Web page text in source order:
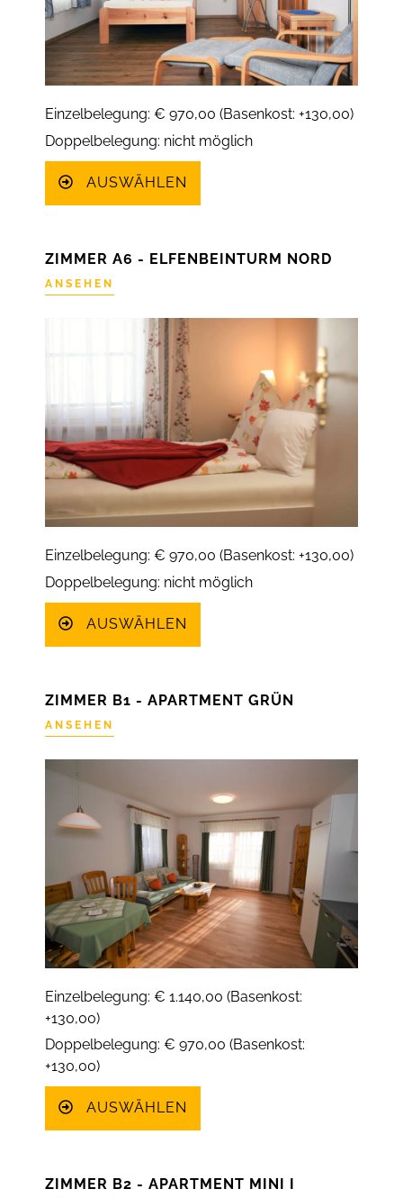
Einzelbelegung: € 970,00 (Basenkost: +130,00)
Doppelbelegung: nicht möglich
AUSWÄHLEN
ZIMMER A6 - ELFENBEINTURM NORD
ANSEHEN
Einzelbelegung: € 970,00 (Basenkost: +130,00)
Doppelbelegung: nicht möglich
AUSWÄHLEN
ZIMMER B1 - APARTMENT GRÜN
ANSEHEN
Einzelbelegung: € 1.140,00 (Basenkost:
+130,00)
Doppelbelegung: € 970,00 (Basenkost:
+130,00)
AUSWÄHLEN
ZIMMER B2 - APARTMENT MINI I